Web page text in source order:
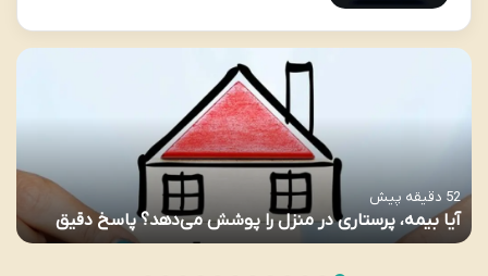
52 دقیقه پیش
آیا بیمه، پرستاری در منزل را پوشش می‌دهد؟ پاسخ دقیق